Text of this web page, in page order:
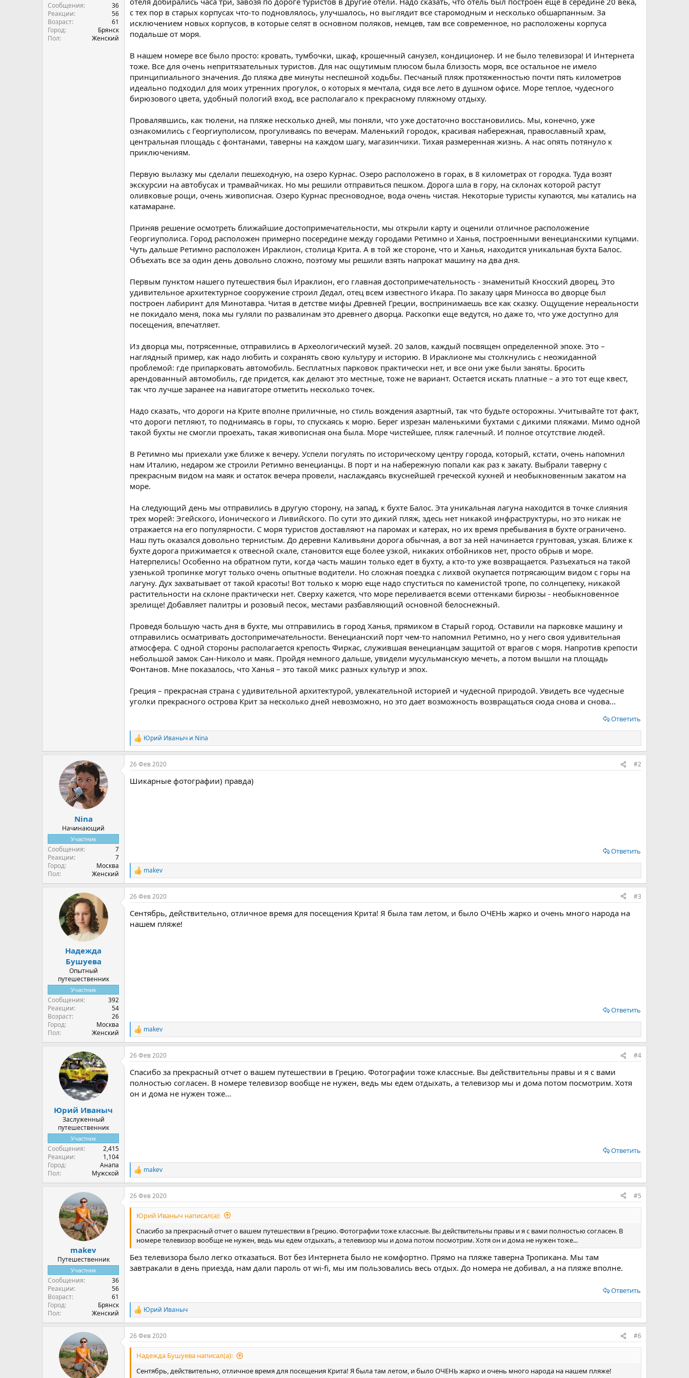
Сообщения
36
Реакции
56
Возраст
61
Город
Брянск
Пол
Женский
с тех пор в старых корпусах что-то подновлялось, улучшалось, но выглядит все старомодным и несколько обшарпанным. За
исключением новых корпусов, в которые селят в основном поляков, немцев, там все современное, но расположены корпуса
подальше от моря.
В нашем номере все было просто: кровать, тумбочки, шкаф, крошечный санузел, кондиционер. И не было телевизора! И Интернета
тоже. Все для очень непритязательных туристов. Для нас ощутимым плюсом была близость моря, все остальное не имело
принципиального значения. До пляжа две минуты неспешной ходьбы. Песчаный пляж протяженностью почти пять километров
идеально подходил для моих утренних прогулок, о которых я мечтала, сидя все лето в душном офисе. Море теплое, чудесного
бирюзового цвета, удобный пологий вход, все располагало к прекрасному пляжному отдыху.
Провалявшись, как тюлени, на пляже несколько дней, мы поняли, что уже достаточно восстановились. Мы, конечно, уже
ознакомились с Георгиуполисом, прогуливаясь по вечерам. Маленький городок, красивая набережная, православный храм,
центральная площадь с фонтанами, таверны на каждом шагу, магазинчики. Тихая размеренная жизнь. А нас опять потянуло к
приключениям.
Первую вылазку мы сделали пешеходную, на озеро Курнас. Озеро расположено в горах, в 8 километрах от городка. Туда возят
экскурсии на автобусах и трамвайчиках. Но мы решили отправиться пешком. Дорога шла в гору, на склонах которой растут
оливковые рощи, очень живописная. Озеро Курнас пресноводное, вода очень чистая. Некоторые туристы купаются, мы катались на
катамаране.
Приняв решение осмотреть ближайшие достопримечательности, мы открыли карту и оценили отличное расположение
Георгиуполиса. Город расположен примерно посередине между городами Ретимно и Ханья, построенными венецианскими купцами.
Чуть дальше Ретимно расположен Ираклион, столица Крита. А в той же стороне, что и Ханья, находится уникальная бухта Балос.
Объехать все за один день довольно сложно, поэтому мы решили взять напрокат машину на два дня.
Первым пунктом нашего путешествия был Ираклион, его главная достопримечательность - знаменитый Кносский дворец. Это
удивительное архитектурное сооружение строил Дедал, отец всем известного Икара. По заказу царя Миносса во дворце был
построен лабиринт для Минотавра. Читая в детстве мифы Древней Греции, воспринимаешь все как сказку. Ощущение нереальности
не покидало меня, пока мы гуляли по развалинам это древнего дворца. Раскопки еще ведутся, но даже то, что уже доступно для
посещения, впечатляет.
Из дворца мы, потрясенные, отправились в Археологический музей. 20 залов, каждый посвящен определенной эпохе. Это –
наглядный пример, как надо любить и сохранять свою культуру и историю. В Ираклионе мы столкнулись с неожиданной
проблемой: где припарковать автомобиль. Бесплатных парковок практически нет, и все они уже были заняты. Бросить
арендованный автомобиль, где придется, как делают это местные, тоже не вариант. Остается искать платные – а это тот еще квест,
так что лучше заранее на навигаторе отметить несколько точек.
Надо сказать, что дороги на Крите вполне приличные, но стиль вождения азартный, так что будьте осторожны. Учитывайте тот факт,
что дороги петляют, то поднимаясь в горы, то спускаясь к морю. Берег изрезан маленькими бухтами с дикими пляжами. Мимо одной
такой бухты не смогли проехать, такая живописная она была. Море чистейшее, пляж галечный. И полное отсутствие людей.
В Ретимно мы приехали уже ближе к вечеру. Успели погулять по историческому центру города, который, кстати, очень напомнил
нам Италию, недаром же строили Ретимно венецианцы. В порт и на набережную попали как раз к закату. Выбрали таверну с
прекрасным видом на маяк и остаток вечера провели, наслаждаясь вкуснейшей греческой кухней и необыкновенным закатом на
море.
На следующий день мы отправились в другую сторону, на запад, к бухте Балос. Эта уникальная лагуна находится в точке слияния
трех морей: Эгейского, Ионического и Ливийского. По сути это дикий пляж, здесь нет никакой инфраструктуры, но это никак не
отражается на его популярности. С моря туристов доставляют на паромах и катерах, но их время пребывания в бухте ограничено.
Наш путь оказался довольно тернистым. До деревни Каливьяни дорога обычная, а вот за ней начинается грунтовая, узкая. Ближе к
бухте дорога прижимается к отвесной скале, становится еще более узкой, никаких отбойников нет, просто обрыв и море.
Натерпелись! Особенно на обратном пути, когда часть машин только едет в бухту, а кто-то уже возвращается. Разъехаться на такой
узенькой тропинке могут только очень опытные водители. Но сложная поездка с лихвой окупается потрясающим видом с горы на
лагуну. Дух захватывает от такой красоты! Вот только к морю еще надо спуститься по каменистой тропе, по солнцепеку, никакой
растительности на склоне практически нет. Сверху кажется, что море переливается всеми оттенками бирюзы - необыкновенное
зрелище! Добавляет палитры и розовый песок, местами разбавляющий основной белоснежный.
Проведя большую часть дня в бухте, мы отправились в город Ханья, прямиком в Старый город. Оставили на парковке машину и
отправились осматривать достопримечательности. Венецианский порт чем-то напомнил Ретимно, но у него своя удивительная
атмосфера. С одной стороны располагается крепость Фиркас, служившая венецианцам защитой от врагов с моря. Напротив крепости
небольшой замок Сан-Николо и маяк. Пройдя немного дальше, увидели мусульманскую мечеть, а потом вышли на площадь
Фонтанов. Мне показалось, что Ханья – это такой микс разных культур и эпох.
Греция – прекрасная страна с удивительной архитектурой, увлекательной историей и чудесной природой. Увидеть все чудесные
уголки прекрасного острова Крит за несколько дней невозможно, но это дает возможность возвращаться сюда снова и снова...
Ответить
Р
е
а
к
и
Юрий Иваныч и Nina
Nina
Начинающий
Участник
Сообщения
7
Реакции
7
Город
Москва
Пол
Женский
26 Фев 2020 #2
Шикарные фотографии) правда)
Ответить
Р
е
а
к
и
и
makev
Надежда
Бушуева
Опытный
путешественник
Участник
Сообщения
392
Реакции
54
Возраст
26
Город
Москва
Пол
Женский
26 Фев 2020 #3
Сентябрь, действительно, отличное время для посещения Крита! Я была там летом, и было ОЧЕНЬ жарко и очень много народа на
нашем пляже!
Ответить
Р
е
а
к
и
и
makev
Юрий Иваныч
Заслуженный
путешественник
Участник
Сообщения
2,415
Реакции
1,104
Город
Анапа
Пол
Мужской
26 Фев 2020 #4
Спасибо за прекрасный отчет о вашем путешествии в Грецию. Фотографии тоже классные. Вы действительны правы и я с вами
полностью согласен. В номере телевизор вообще не нужен, ведь мы едем отдыхать, а телевизор мы и дома потом посмотрим. Хотя
он и дома не нужен тоже...
Ответить
Р
е
а
к
ц
и
makev
makev
Путешественник
Участник
Сообщения
36
Реакции
56
Возраст
61
Город
Брянск
Пол
Женский
26 Фев 2020 #5
Юрий Иваныч написал(а):
Спасибо за прекрасный отчет о вашем путешествии в Грецию. Фотографии тоже классные. Вы действительны правы и я с вами полностью согласен. В
номере телевизор вообще не нужен, ведь мы едем отдыхать, а телевизор мы и дома потом посмотрим. Хотя он и дома не нужен тоже...
Без телевизора было легко отказаться. Вот без Интернета было не комфортно. Прямо на пляже таверна Тропикана. Мы там
завтракали в день приезда, нам дали пароль от wi-fi, мы им пользовались весь отдых. До номера не добивал, а на пляже вполне.
Ответить
Р
е
а
к
ц
и
Юрий Иваныч
26 Фев 2020 #6
Надежда Бушуева написал(а):
Сентябрь, действительно, отличное время для посещения Крита! Я была там летом, и было ОЧЕНЬ жарко и очень много народа на нашем пляже!